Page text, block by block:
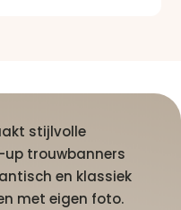
stijlvolle
trouwbanners
en klassiek
met eigen foto.